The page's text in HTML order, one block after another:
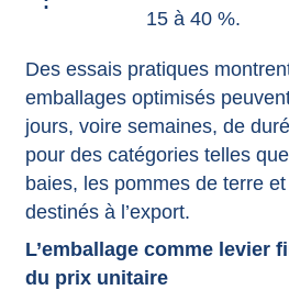
15 à 40 %.
Des essais pratiques
emballages optimisés
jours, voire semaines, de
pour des catégories telles
baies, les pommes de terre
destinés à l’export.
L’emballage comme levier
du prix unitaire